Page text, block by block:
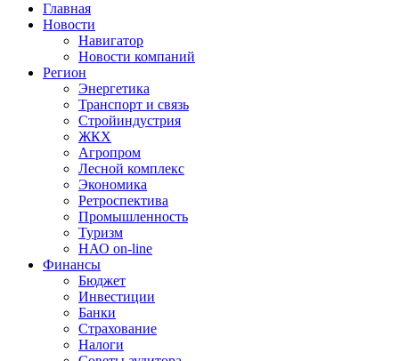
Главная
Новости
Навигатор
Новости компаний
Регион
Энергетика
Транспорт и связь
Стройиндустрия
ЖКХ
Агропром
Лесной комплекс
Экономика
Ретроспектива
Промышленность
Туризм
НАО on-line
Финансы
Бюджет
Инвестиции
Банки
Страхование
Налоги